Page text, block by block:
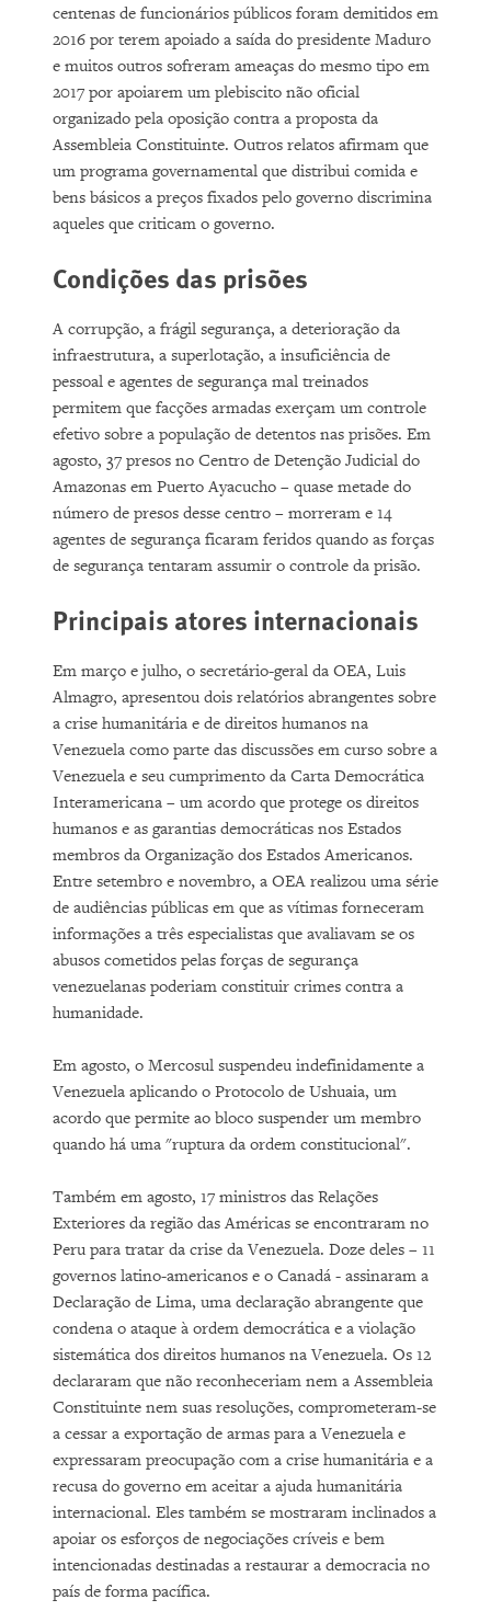
centenas de funcionários públicos foram demitidos em
2016 por terem apoiado a saída do presidente Maduro
e muitos outros sofreram ameaças do mesmo tipo em
2017 por apoiarem um plebiscito não oficial
organizado pela oposição contra a proposta da
Assembleia Constituinte. Outros relatos afirmam que
um programa governamental que distribui comida e
bens básicos a preços fixados pelo governo discrimina
aqueles que criticam o governo.
Condições das prisões
A corrupção, a frágil segurança, a deterioração da
infraestrutura, a superlotação, a insuficiência de
pessoal e agentes de segurança mal treinados
permitem que facções armadas exerçam um controle
efetivo sobre a população de detentos nas prisões. Em
agosto, 37 presos no Centro de Detenção Judicial do
Amazonas em Puerto Ayacucho – quase metade do
número de presos desse centro – morreram e 14
agentes de segurança ficaram feridos quando as forças
de segurança tentaram assumir o controle da prisão.
Principais atores internacionais
Em março e julho, o secretário-geral da OEA, Luis
Almagro, apresentou dois relatórios abrangentes sobre
a crise humanitária e de direitos humanos na
Venezuela como parte das discussões em curso sobre a
Venezuela e seu cumprimento da Carta Democrática
Interamericana – um acordo que protege os direitos
humanos e as garantias democráticas nos Estados
membros da Organização dos Estados Americanos.
Entre setembro e novembro, a OEA realizou uma série
de audiências públicas em que as vítimas forneceram
informações a três especialistas que avaliavam se os
abusos cometidos pelas forças de segurança
venezuelanas poderiam constituir crimes contra a
humanidade.
Em agosto, o Mercosul suspendeu indefinidamente a
Venezuela aplicando o Protocolo de Ushuaia, um
acordo que permite ao bloco suspender um membro
quando há uma "ruptura da ordem constitucional".
Também em agosto, 17 ministros das Relações
Exteriores da região das Américas se encontraram no
Peru para tratar da crise da Venezuela. Doze deles – 11
governos latino-americanos e o Canadá - assinaram a
Declaração de Lima, uma declaração abrangente que
condena o ataque à ordem democrática e a violação
sistemática dos direitos humanos na Venezuela. Os 12
declararam que não reconheceriam nem a Assembleia
Constituinte nem suas resoluções, comprometeram-se
a cessar a exportação de armas para a Venezuela e
expressaram preocupação com a crise humanitária e a
recusa do governo em aceitar a ajuda humanitária
internacional. Eles também se mostraram inclinados a
apoiar os esforços de negociações críveis e bem
intencionadas destinadas a restaurar a democracia no
país de forma pacífica.